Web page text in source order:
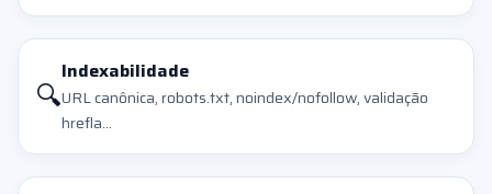
🔍
Indexabilidade
URL canônica, robots.txt, noindex/nofollow, validação
hrefla...